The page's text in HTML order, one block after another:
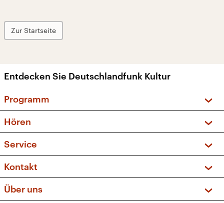
Zur Startseite
Entdecken Sie Deutschlandfunk Kultur
Programm
Sendungen und Podcasts
Musikliste
Kakadu – Das Kinderprogramm
Hören
Frequenzen (UKW + DAB+)
Service
FAQ
Apps
Newsletter
Kontakt
Über uns